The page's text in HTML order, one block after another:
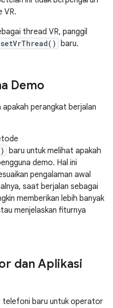
VR.
thread VR, panggil
baru.
Demo
apakah perangkat berjalan
baru untuk melihat apakah
demo. Hal ini
pengalaman awal
saat berjalan sebagai
memberikan lebih banyak
menjelaskan fiturnya
dan Aplikasi
telefoni baru untuk operator